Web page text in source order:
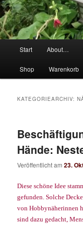
Start About…
Shop Warenkorb
KATEGORIEARCHIV:
Hände:
Veröffentlicht am23.
Diese schöne Idee
gefunden. Solche
von Hobbynäherinnen
sind dazu gedacht,